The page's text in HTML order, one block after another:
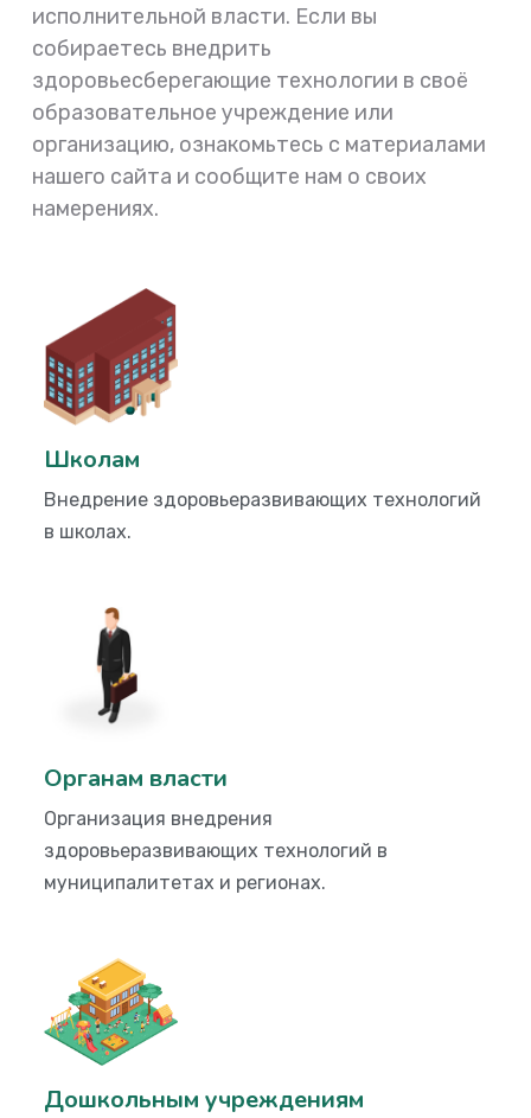
исполнительной власти. Если вы
собираетесь внедрить
здоровьесберегающие технологии в своё
образовательное учреждение или
организацию, ознакомьтесь с материалами
нашего сайта и сообщите нам о своих
намерениях.
Школам
Внедрение здоровьеразвивающих технологий
в школах.
Органам власти
Организация внедрения
здоровьеразвивающих технологий в
муниципалитетах и регионах.
Дошкольным учреждениям